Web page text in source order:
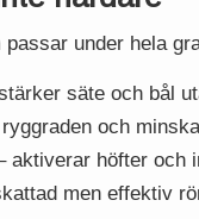
under hela
säte och bål
och
aktiverar höfter och
men effektiv